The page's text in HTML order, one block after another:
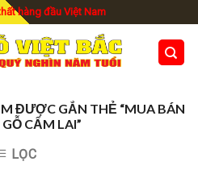
hàng đầu Việt Nam
ĐƯỢC GẮN THẺ “MUA BÁN
CẨM LAI”
LỌC